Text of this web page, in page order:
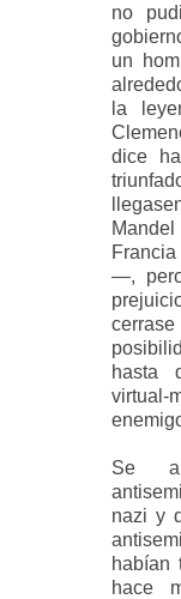
no
un
la
dice
—,
hasta
Se
nazi y
habían
hace